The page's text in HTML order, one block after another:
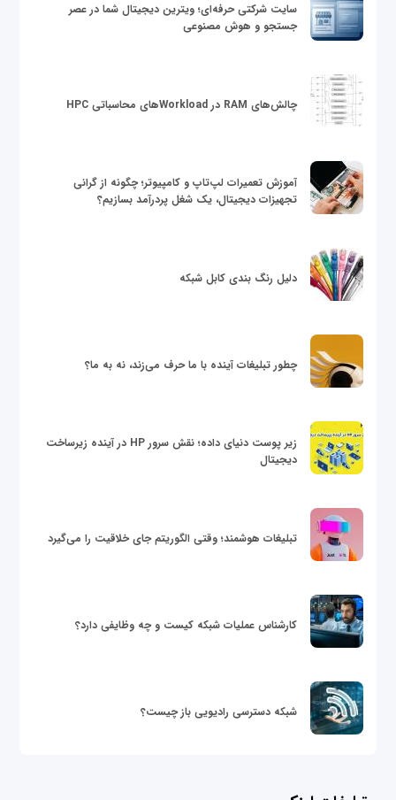
سایت شرکتی حرفه‌ای؛ ویترین دیجیتال شما در عصر
جستجو و هوش مصنوعی
چالش‌های RAM در Workloadهای محاسباتی HPC
آموزش تعمیرات لپ‌تاپ و کامپیوتر؛ چگونه از گرانی
تجهیزات دیجیتال، یک شغل پردرآمد بسازیم؟
دلیل رنگ بندی کابل شبکه
چطور تبلیغات آینده با ما حرف می‌زند، نه به ما؟
زیر پوست دنیای داده؛ نقش سرور HP در آینده زیرساخت
دیجیتال
تبلیغات هوشمند؛ وقتی الگوریتم جای خلاقیت را می‌گیرد
کارشناس عملیات شبکه کیست و چه وظایفی دارد؟
شبکه دسترسی رادیویی باز چیست؟